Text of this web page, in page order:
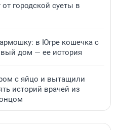
от городской суеты в
в Югре кошечка с
дом — ее история
с яйцо и вытащили
историй врачей из